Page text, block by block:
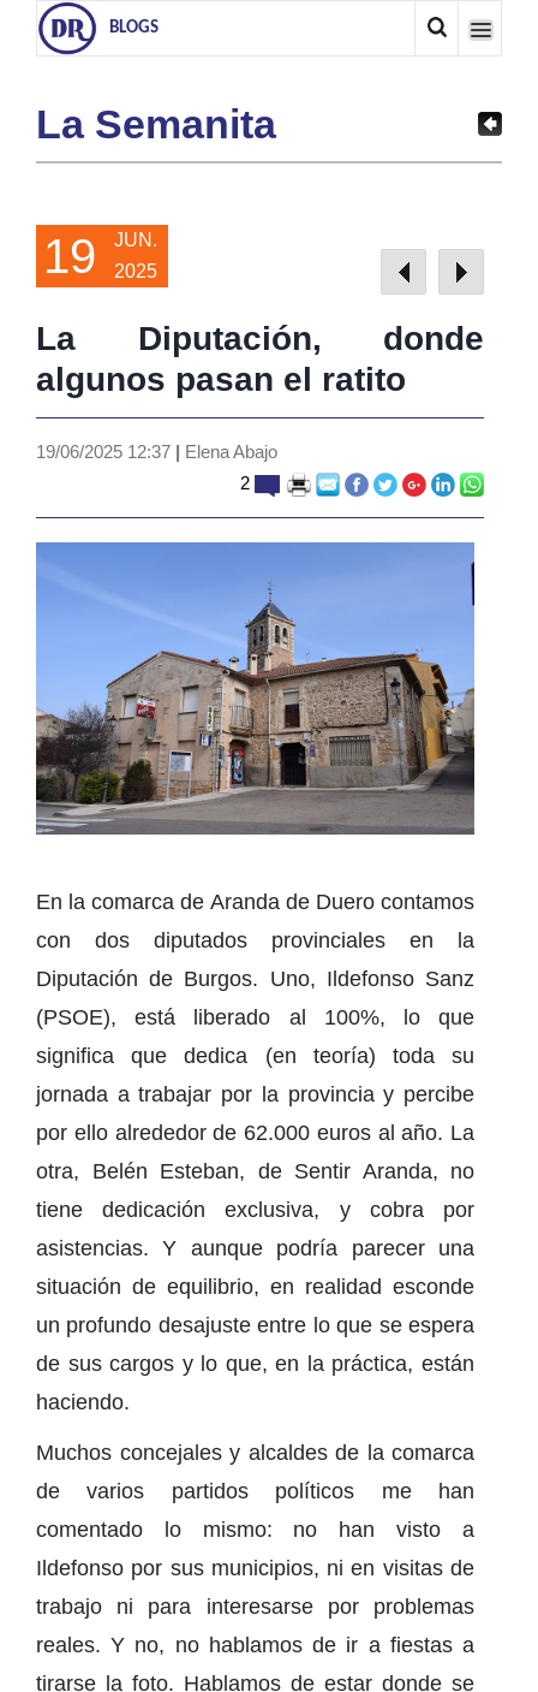
BLOGS
La Semanita
19
JUN.
2025
La Diputación, donde
algunos pasan el ratito
19/06/2025 12:37 | Elena Abajo
2
En la comarca de Aranda de Duero contamos
con dos diputados provinciales en la
Diputación de Burgos. Uno, Ildefonso Sanz
(PSOE), está liberado al 100%, lo que
significa que dedica (en teoría) toda su
jornada a trabajar por la provincia y percibe
por ello alrededor de 62.000 euros al año. La
otra, Belén Esteban, de Sentir Aranda, no
tiene dedicación exclusiva, y cobra por
asistencias. Y aunque podría parecer una
situación de equilibrio, en realidad esconde
un profundo desajuste entre lo que se espera
de sus cargos y lo que, en la práctica, están
haciendo.
Muchos concejales y alcaldes de la comarca
de varios partidos políticos me han
comentado lo mismo: no han visto a
Ildefonso por sus municipios, ni en visitas de
trabajo ni para interesarse por problemas
reales. Y no, no hablamos de ir a fiestas a
tirarse la foto. Hablamos de estar donde se